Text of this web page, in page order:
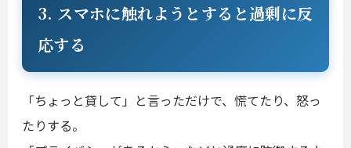
3. スマホに触れようとすると過剰に反
応する
「ちょっと貸して」と言っただけで、慌てたり、怒っ
たりする。